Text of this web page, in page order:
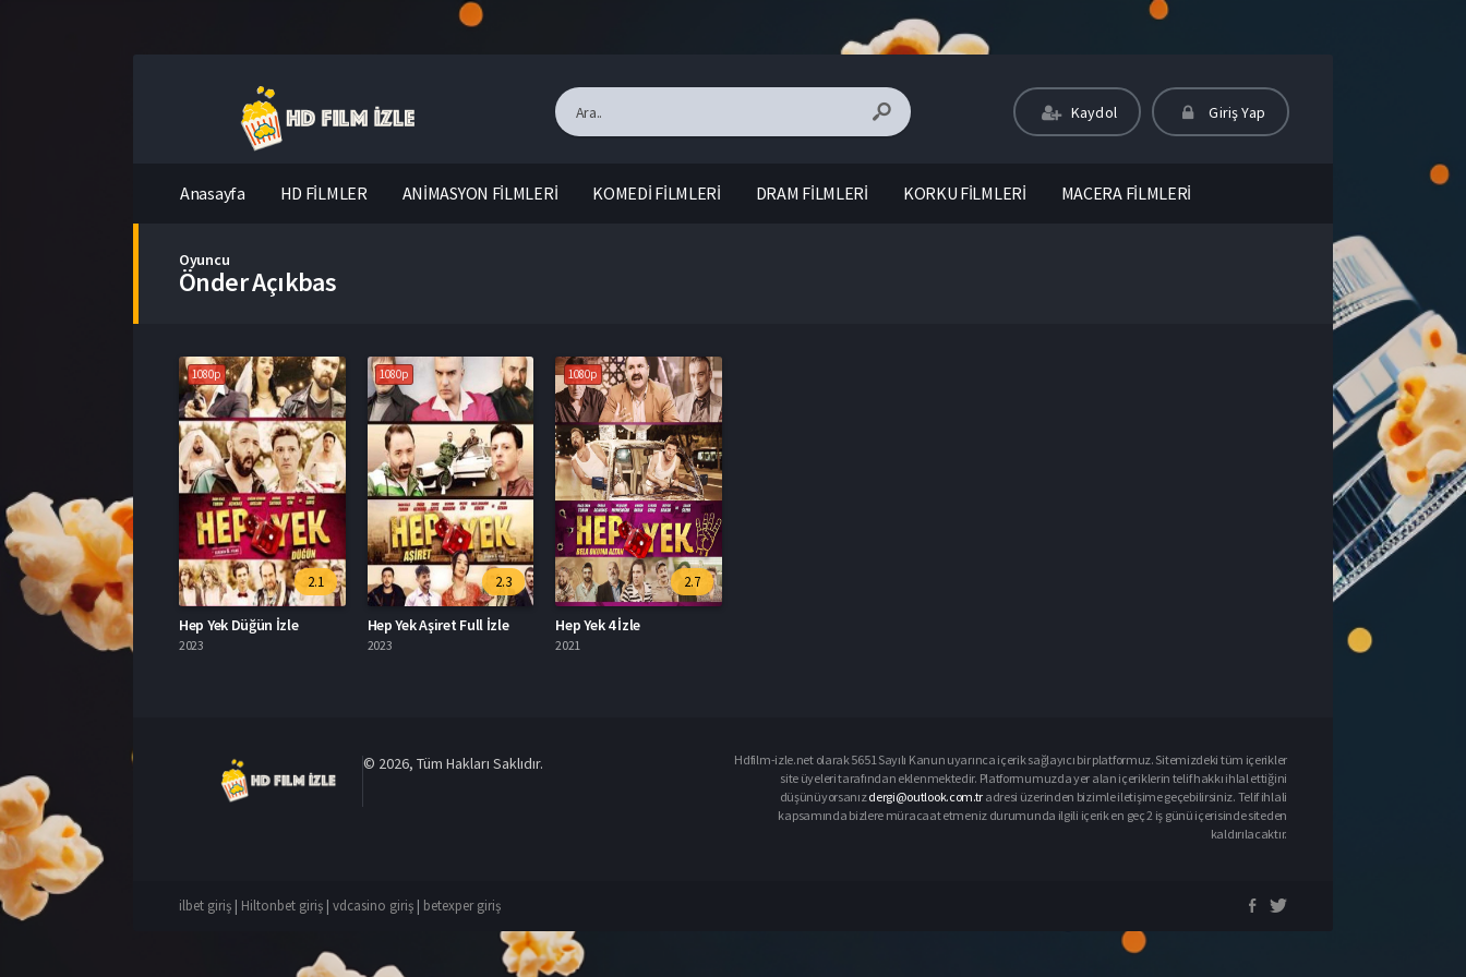
Kaydol Giriş Yap
Anasayfa HD FİLMLER ANİMASYON FİLMLERİ KOMEDİ FİLMLERİ DRAM FİLMLERİ KORKU FİLMLERİ MACERA FİLMLERİ
Oyuncu
Önder Açıkbas
1080p
2.1
Hep Yek Düğün İzle
2023
1080p
2.3
Hep Yek Aşiret Full İzle
2023
1080p
2.7
Hep Yek 4 İzle​
2021
© 2026, Tüm Hakları Saklıdır.
Hdfilm-izle.net olarak 5651 Sayılı Kanun uyarınca içerik sağlayıcı bir platformuz. Sitemizdeki tüm içerikler
site üyeleri tarafından eklenmektedir. Platformumuzda yer alan içeriklerin telif hakkı ihlal ettiğini
düşünüyorsanızdergi@outlook.com.tr adresi üzerinden bizimle iletişime geçebilirsiniz. Telif ihlali
kapsamında bizlere müracaat etmeniz durumunda ilgili içerik en geç 2 iş günü içerisinde siteden
kaldırılacaktır.
ilbet giriş | Hiltonbet giriş | vdcasino giriş | betexper giriş